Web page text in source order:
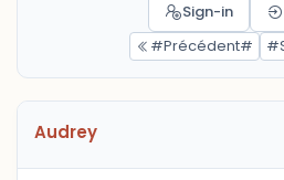
Sign-in
#Précédent#
Audrey